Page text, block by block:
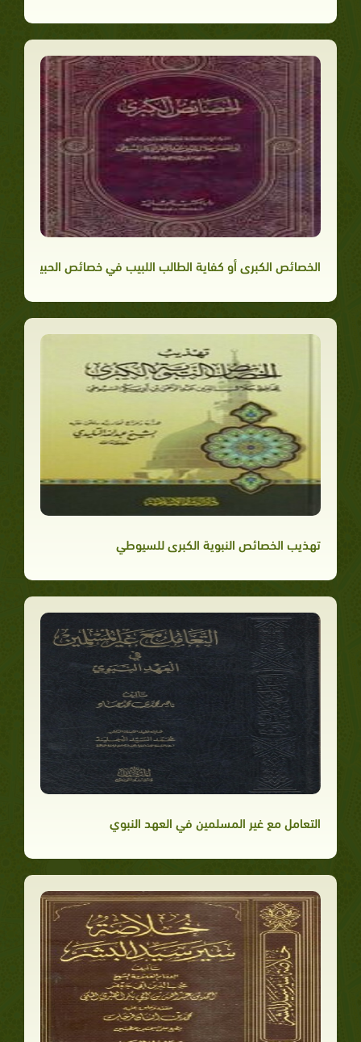
الخصائص الكبرى أو كفاية الطالب اللبيب في خصائص الحبيب
تهذيب الخصائص النبوية الكبرى للسيوطي
التعامل مع غير المسلمين في العهد النبوي